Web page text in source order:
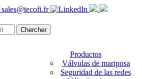
sales@tecofi.fr
Productos
Válvulas de mariposa
Seguridad de las redes